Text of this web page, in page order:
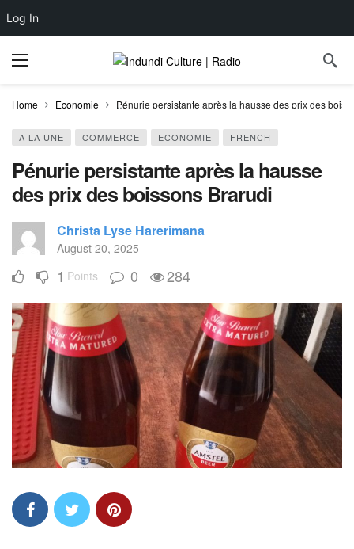
Log In
Home Economie Pénurie persistante après la hausse des prix des
A LA UNE COMMERCE ECONOMIE FRENCH
Pénurie persistante après la hausse
des prix des boissons Brarudi
Christa Lyse Harerimana
August 20, 2025
1 Points 0 284